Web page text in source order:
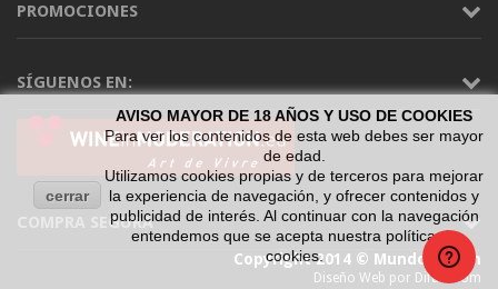
PROMOCIONES
SÍGUENOS EN:
COMPRA SEGURA
cerrar
AVISO MAYOR DE 18 AÑOS Y USO DE COOKIES
Para ver los contenidos de esta web debes ser mayor
de edad.
Utilizamos cookies propias y de terceros para mejorar
la experiencia de navegación, y ofrecer contenidos y
publicidad de interés. Al continuar con la navegación
entendemos que se acepta nuestra política de
cookies.
Copyright 2014 © Mundo Vinum
Diseño Web por Difadi.com